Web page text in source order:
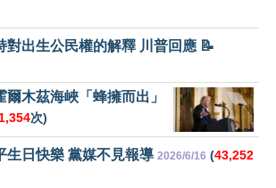
對出生公民權的解釋 川普回應 📝
爾木茲海峽「蜂擁而出」
次)
生日快樂 黨媒不見報導 2026/6/16 (43,252